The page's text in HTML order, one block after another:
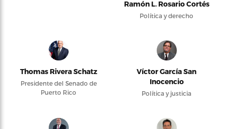
Ramón L. Rosario Cortés
Política y derecho
Thomas Rivera Schatz
Presidente del Senado de
Puerto Rico
Víctor García San
Inocencio
Política y justicia